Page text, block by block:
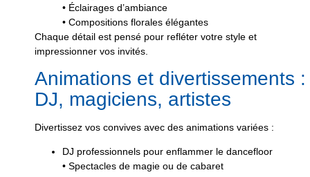
• Éclairages d’ambiance
• Compositions florales élégantes
Chaque détail est pensé pour refléter votre style et
impressionner vos invités.
Animations et divertissements :
DJ, magiciens, artistes
Divertissez vos convives avec des animations variées :
DJ professionnels pour enflammer le dancefloor
• Spectacles de magie ou de cabaret